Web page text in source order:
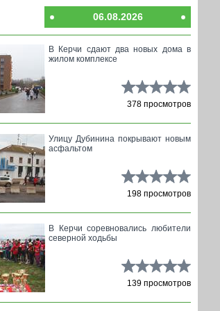
06.08.2026
В Керчи сдают два новых дома в
жилом комплексе
378 просмотров
Улицу Дубинина покрывают новым
асфальтом
198 просмотров
В Керчи соревновались любители
северной ходьбы
139 просмотров